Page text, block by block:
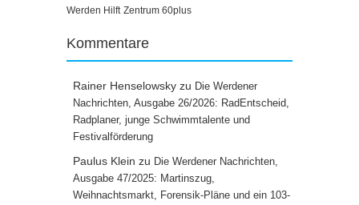
Werden Hilft Zentrum 60plus
Kommentare
Rainer Henselowsky zu Die Werdener
Nachrichten, Ausgabe 26/2026: RadEntscheid,
Radplaner, junge Schwimmtalente und
Festivalförderung
Paulus Klein zu Die Werdener Nachrichten,
Ausgabe 47/2025: Martinszug,
Weihnachtsmarkt, Forensik-Pläne und ein 103-